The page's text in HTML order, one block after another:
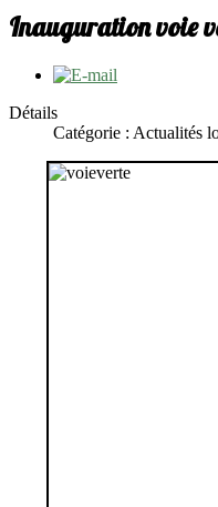
Inauguration voie
Détails
Catégorie : Actualités